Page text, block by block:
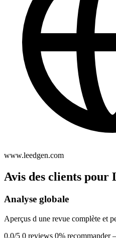
www.leedgen.com
Avis des clients pour
Analyse globale
Aperçus d une revue complète et
0.0/5 0 reviews 0% recommander